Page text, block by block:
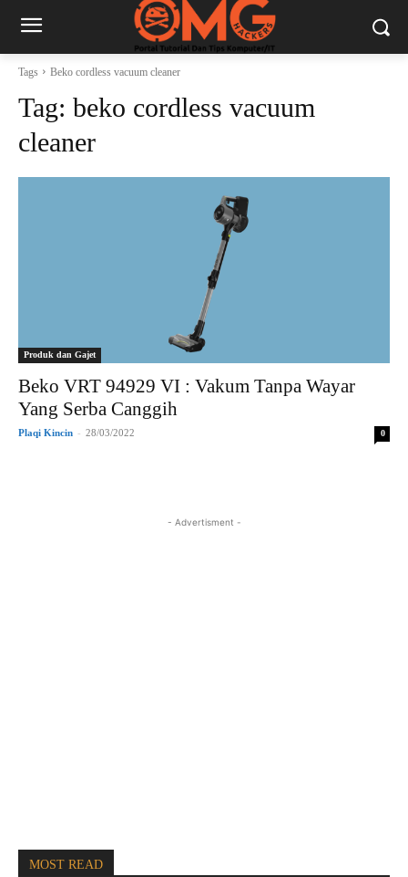
Tags Beko cordless vacuum cleaner
Tag: beko cordless vacuum
cleaner
Produk dan Gajet
Beko VRT 94929 VI : Vakum Tanpa Wayar
Yang Serba Canggih
Plaqi Kincin - 28/03/2022 0
- Advertisment -
MOST READ